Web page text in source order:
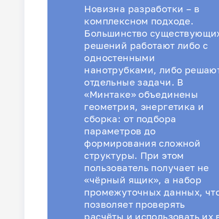
Новизна разработки – в
комплексном подходе.
Большинство
решений работают либо с
одностенными
нанотрубками, либо
отдельные задачи. В
«Минтаке» объединены
геометрия, энергетика и
сборка: от подбора
параметров до
формирования сложной
структуры. При этом
пользователь получает не
«чёрный ящик», а набор
промежуточных данных,
позволяет проверять
расчёты и использовать их